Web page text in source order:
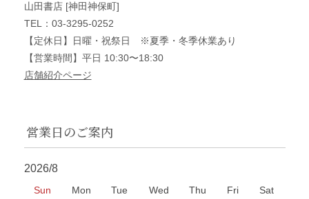
山田書店 [神田神保町]
TEL：03-3295-0252
【定休日】日曜・祝祭日 ※夏季・冬季休業あり
【営業時間】平日 10:30〜18:30
店舗紹介ページ
営業日のご案内
2026/8
Sun Mon Tue Wed Thu Fri
Sat